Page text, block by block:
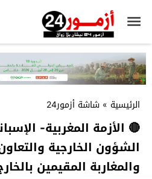
الرئيسية » شاشة أزمور24
🔴 الأزمة المغربية-
الشؤون الخارجية
والمغاربة المقيمين